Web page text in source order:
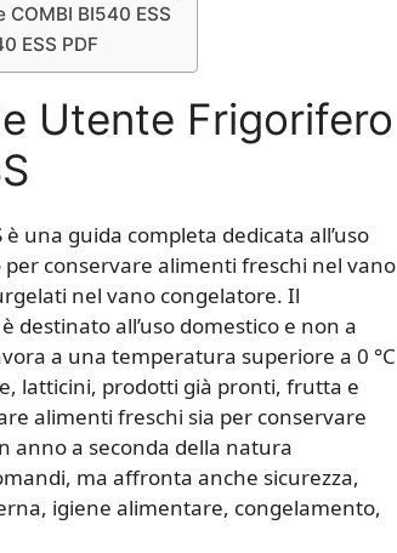
BI540 ESS
ESS PDF
Utente Frigorifero
una guida completa dedicata all’uso
conservare alimenti freschi nel vano
nel vano congelatore. Il
destinato all’uso domestico e non a
a una temperatura superiore a 0 °C
latticini, prodotti già pronti, frutta e
alimenti freschi sia per conservare
anno a seconda della natura
ma affronta anche sicurezza,
igiene alimentare, congelamento,